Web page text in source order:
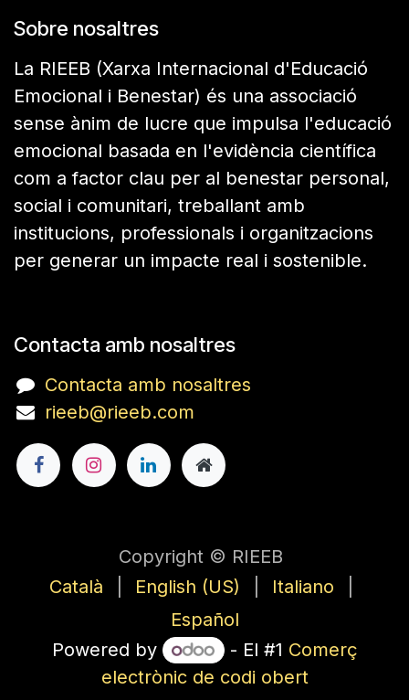
Sobre nosaltres
La RIEEB (Xarxa Internacional d'Educació
Emocional i Benestar) és una associació
sense ànim de lucre que impulsa l'educació
emocional basada en l'evidència científica
com a factor clau per al benestar personal,
social i comunitari, treballant amb
institucions, professionals i organitzacions
per generar un impacte real i sostenible.
Contacta amb nosaltres
Contacta amb nosaltres
rieeb@rieeb.com
Copyright © RIEEB
Català
English (US) Italiano
Español
Powered by
- El #1 Comerç
electrònic de codi obert